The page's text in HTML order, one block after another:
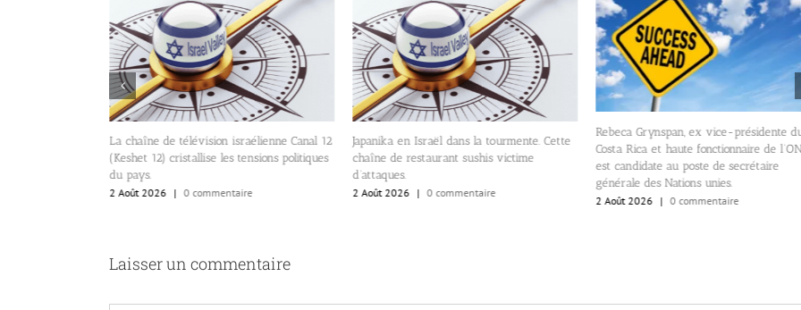
La chaîne de télévision israélienne Canal 12
(Keshet 12) cristallise les tensions politiques
du pays.
2 Août 2026
| 0 commentaire
Japanika en Israël dans la tourmente. Cette
chaîne de restaurant sushis victime
d’attaques.
2 Août 2026 | 0 commentaire
Rebeca Grynspan, ex vice-présidente
Costa Rica et haute fonctionnaire de
est candidate au poste de secrétaire
générale des Nations unies.
2 Août 2026 | 0 commentaire
Laisser un commentaire